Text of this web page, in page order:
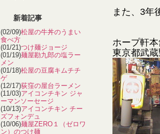
新着記事
(02/09)松屋の牛丼のうまい
食べ方
(01/21)つけ麺ジョージ
(01/19)麺屋勘九郎の塩ラー
メン
(01/18)松屋の豆腐キムチチ
ゲ
(12/17)荻窪の屋台ラーメン
(11/03)アイコンチキン ジャ
ーマンソーセージ
(10/13)アイコンチキン チー
ズフォンデュ
(10/06)麺屋ZERO１（ゼロワ
ン）のつけ麺
また、3年
ホープ軒
東京都武